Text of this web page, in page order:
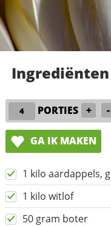
Ingrediënten
PORTIES + -
GA IK MAKEN
1 kilo aardappels,
1 kilo witlof
50 gram boter